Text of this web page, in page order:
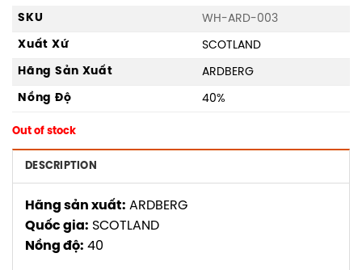
SKU
WH-ARD-003
Xuất Xứ
SCOTLAND
Hãng Sản Xuất
ARDBERG
Nồng Độ
40%
Out of stock
DESCRIPTION
Hãng sản xuất: ARDBERG
Quốc gia: SCOTLAND
Nồng độ: 40